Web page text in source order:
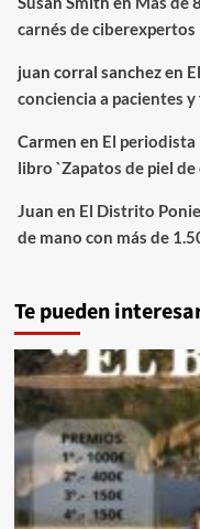
carnés de ciberexpertos
juan corral sanchezen
conciencia a pacientes
Carmen en El periodista
libro `Zapatos de piel de
Juan en El Distrito
de mano con más de
Te pueden